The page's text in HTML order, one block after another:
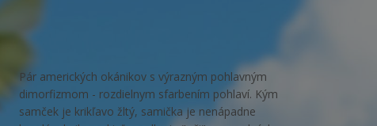
Pár amerických okánikov s výrazným pohlavným
dimorfizmom - rozdielnym sfarbením pohlaví. Kým
samček je krikľavo žltý, samička je nenápadne